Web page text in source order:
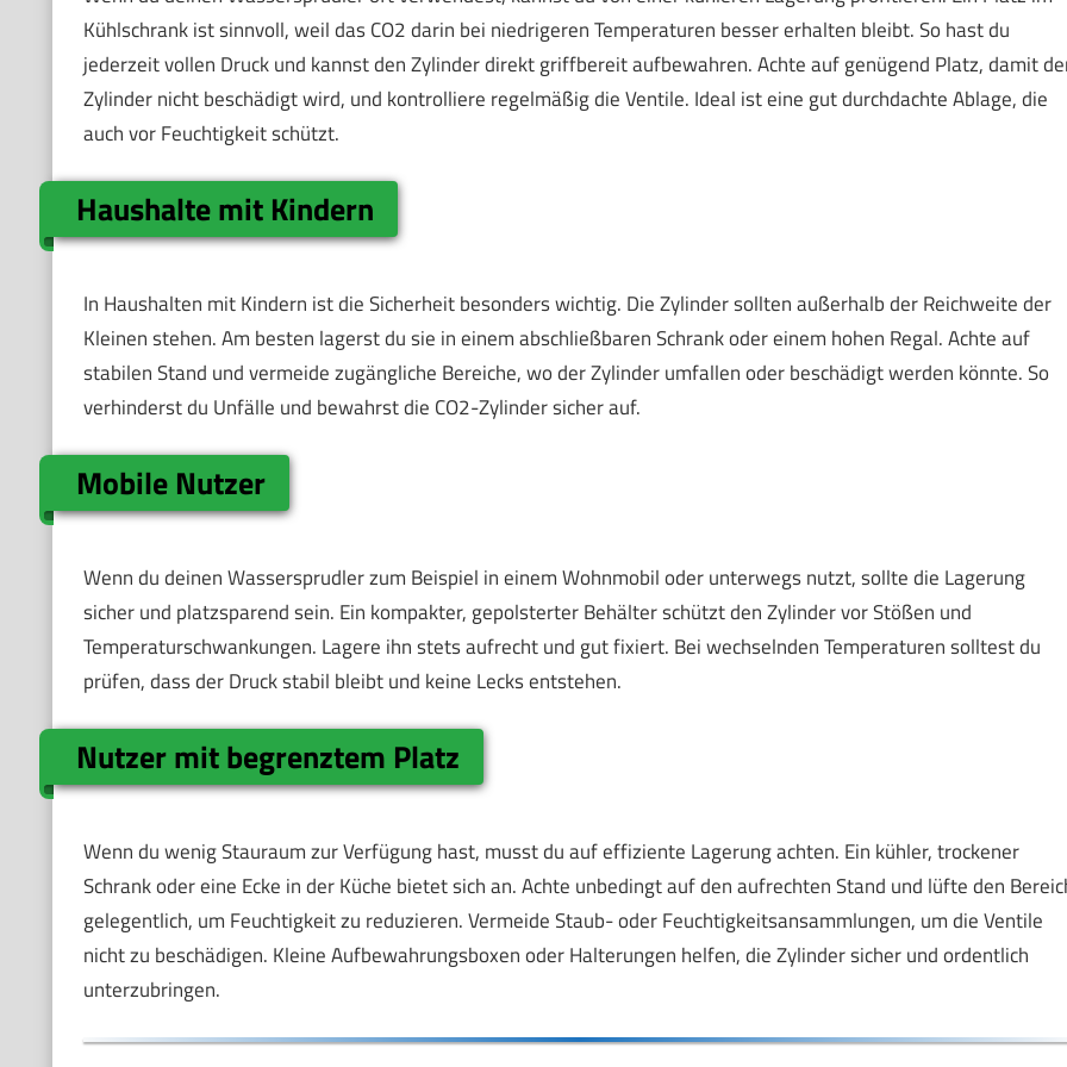
Kühlschrank ist sinnvoll, weil das CO2 darin bei niedrigeren Temperaturen besser erhalten bleibt. So hast du
jederzeit vollen Druck und kannst den Zylinder direkt griffbereit aufbewahren. Achte auf genügend Platz, damit
Zylinder nicht beschädigt wird, und kontrolliere regelmäßig die Ventile. Ideal ist eine gut durchdachte Ablage, die
auch vor Feuchtigkeit schützt.
Haushalte mit Kindern
In Haushalten mit Kindern ist die Sicherheit besonders wichtig. Die Zylinder sollten außerhalb der Reichweite der
Kleinen stehen. Am besten lagerst du sie in einem abschließbaren Schrank oder einem hohen Regal. Achte auf
stabilen Stand und vermeide zugängliche Bereiche, wo der Zylinder umfallen oder beschädigt werden könnte. So
verhinderst du Unfälle und bewahrst die CO2-Zylinder sicher auf.
Mobile Nutzer
Wenn du deinen Wassersprudler zum Beispiel in einem Wohnmobil oder unterwegs nutzt, sollte die Lagerung
sicher und platzsparend sein. Ein kompakter, gepolsterter Behälter schützt den Zylinder vor Stößen und
Temperaturschwankungen. Lagere ihn stets aufrecht und gut fixiert. Bei wechselnden Temperaturen solltest du
prüfen, dass der Druck stabil bleibt und keine Lecks entstehen.
Nutzer mit begrenztem Platz
Wenn du wenig Stauraum zur Verfügung hast, musst du auf effiziente Lagerung achten. Ein kühler, trockener
Schrank oder eine Ecke in der Küche bietet sich an. Achte unbedingt auf den aufrechten Stand und lüfte den
gelegentlich, um Feuchtigkeit zu reduzieren. Vermeide Staub- oder Feuchtigkeitsansammlungen, um die Ventile
nicht zu beschädigen. Kleine Aufbewahrungsboxen oder Halterungen helfen, die Zylinder sicher und ordentlich
unterzubringen.